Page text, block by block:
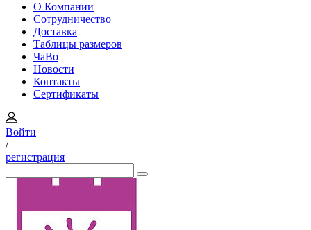
О Компании
Сотрудничество
Доставка
Таблицы размеров
ЧаВо
Новости
Контакты
Сертификаты
Войти
/
регистрация